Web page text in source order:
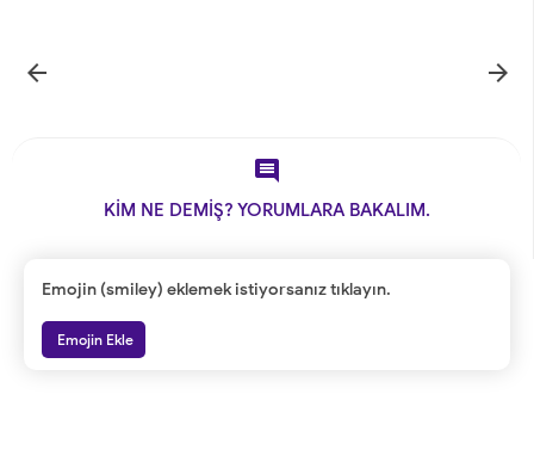
 

KİM NE DEMİŞ? YORUMLARA BAKALIM.
Emojin (smiley) eklemek istiyorsanız tıklayın.
Emojin Ekle